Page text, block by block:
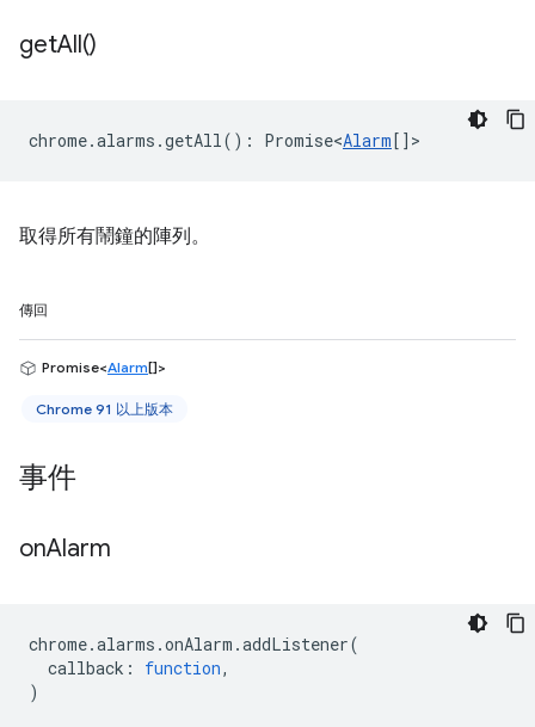
getAll()
chrome.alarms .getAll() : Promise<Alarm[] >
取得所有鬧鐘的陣列。
傳回
Promise<Alarm[]>
Chrome 91 以上版本
事件
onAlarm
chrome.alarms .onAlarm .addListener(
callback : function,
)